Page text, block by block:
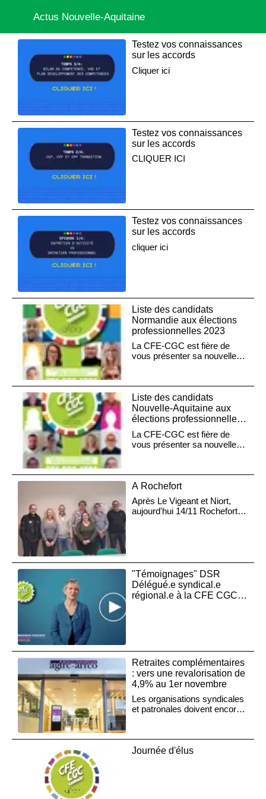
Actus Nouvelle-Aquitaine
Testez vos connaissances
sur les accords
Cliquer ici
Testez vos connaissances
sur les accords
CLIQUER ICI
Testez vos connaissances
sur les accords
cliquer ici
Liste des candidats
Normandie aux élections
professionnelles 2023
La CFE-CGC est fière de
vous présenter sa nouvelle
2023 de l'AFPA Normandie.
Liste des candidats
Nouvelle-Aquitaine aux
élections professionnelles
2023
La CFE-CGC est fière de
vous présenter sa nouvelle
2023 de l'AFPA Nouvelle-
Aquitaine.
A Rochefort
Après Le Vigeant et Niort,
aujourd'hui 14/11 Rochefort
"Témoignages" DSR
Délégué.e syndical.e
régional.e à la CFE CGC
Retraites complémentaires
: vers une revalorisation de
4,9% au 1er novembre
Les organisations syndicales
et patronales doivent encore
octobre. Elles s’opposent par
ailleurs aux velléités de
Journée d'élus